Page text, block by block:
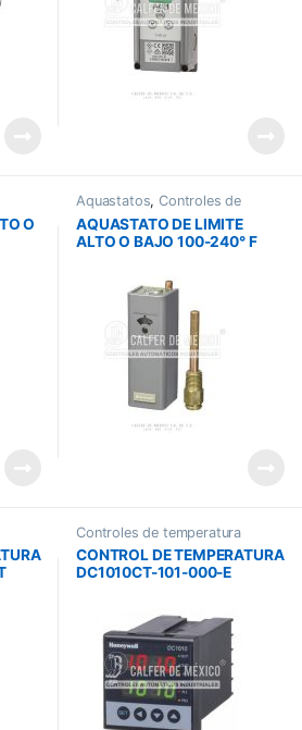
O
Aquastatos,Controles de
temperatura
AQUASTATO DE LIMITE
ALTO O BAJO 100-240° F
Controles de temperatura
CONTROL DE TEMPERATURA
DC1010CT-101-000-E